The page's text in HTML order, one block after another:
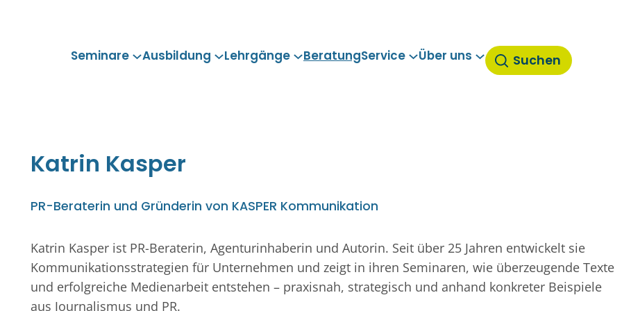
Seminare Ausbildung Lehrgänge BeratungService Über uns Suchen
Katrin Kasper
PR-Beraterin und Gründerin von KASPER Kommunikation
Katrin Kasper ist PR-Beraterin, Agenturinhaberin und Autorin. Seit über 25 Jahren entwickelt sie
Kommunikationsstrategien für Unternehmen und zeigt in ihren Seminaren, wie überzeugende Texte
und erfolgreiche Medienarbeit entstehen – praxisnah, strategisch und anhand konkreter Beispiele
aus Journalismus und PR.